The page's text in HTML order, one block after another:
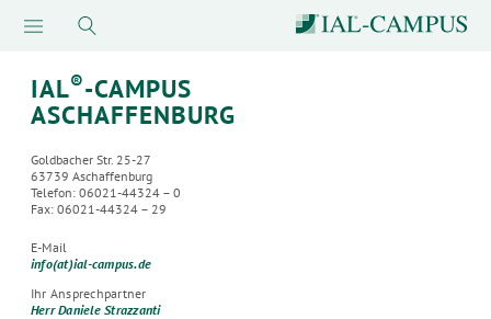
IAL®-CAMPUS
ASCHAFFENBURG
Goldbacher Str. 25-27
63739 Aschaffenburg
Telefon: 06021-44324 – 0
Fax: 06021-44324 – 29
E-Mail
info(at)ial-campus.de
Ihr Ansprechpartner
Herr Daniele Strazzanti